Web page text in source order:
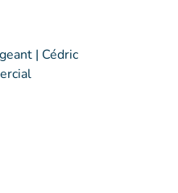
| Cédric